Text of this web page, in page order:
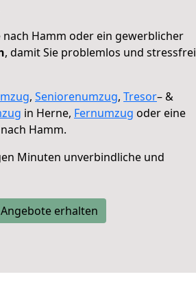
nach Hamm oder ein gewerblicher
, damit Sie problemlos und stressfrei
, Seniorenumzug, Tresor– &
in Herne, Fernumzug oder eine
Hamm.
Minuten unverbindliche und
erhalten